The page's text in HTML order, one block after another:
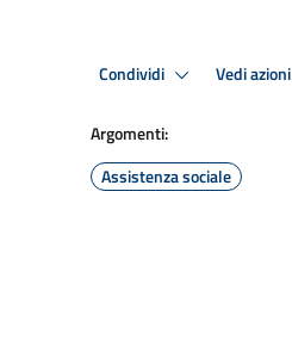
Condividi Vedi azioni
Argomenti:
Assistenza sociale